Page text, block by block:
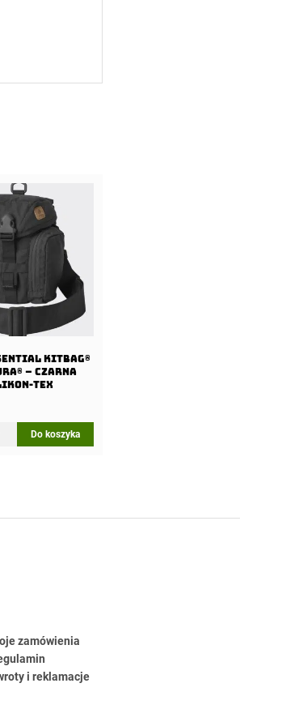
KITBAG®
– Czarna
Tex
Do koszyka
zamówienia
i reklamacje